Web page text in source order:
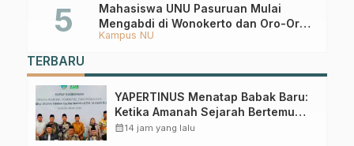
Kampus NU
Mahasiswa UNU Pasuruan Mulai
Mengabdi di Wonokerto dan Oro-Oro
Ombo Wetan Berikut Programnya
TERBARU
YAPERTINUS Menatap Babak Baru:
Ketika Amanah Sejarah Bertemu
Ekosistem PTNU
calendar_month14 jam yang lalu